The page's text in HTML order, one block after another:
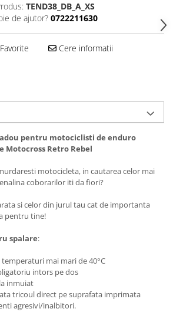
TEND38_DB_A_XS
de ajutor? 0722211630
Cere informatii
pentru motociclisti de enduro
Motocross Retro Rebel
motocicleta, in cautarea celor mai
coborarilor iti da fiori?
si celor din jurul tau cat de importanta
pentru tine!
spalare:
mai mari de 40°C
intors pe dos
inmuiat
tricoul direct pe suprafata imprimata
agresivi/inalbitori.